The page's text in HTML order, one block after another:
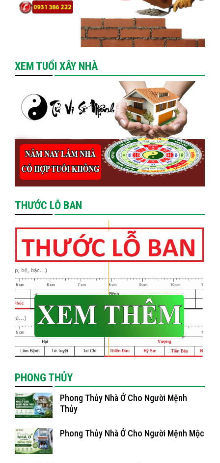
XEM TUỔI XÂY NHÀ
THƯỚC LỖ BAN
PHONG THỦY
Phong Thủy Nhà Ở Cho Người Mệnh
Thủy
Phong Thủy Nhà Ở Cho Người Mệnh Mộc